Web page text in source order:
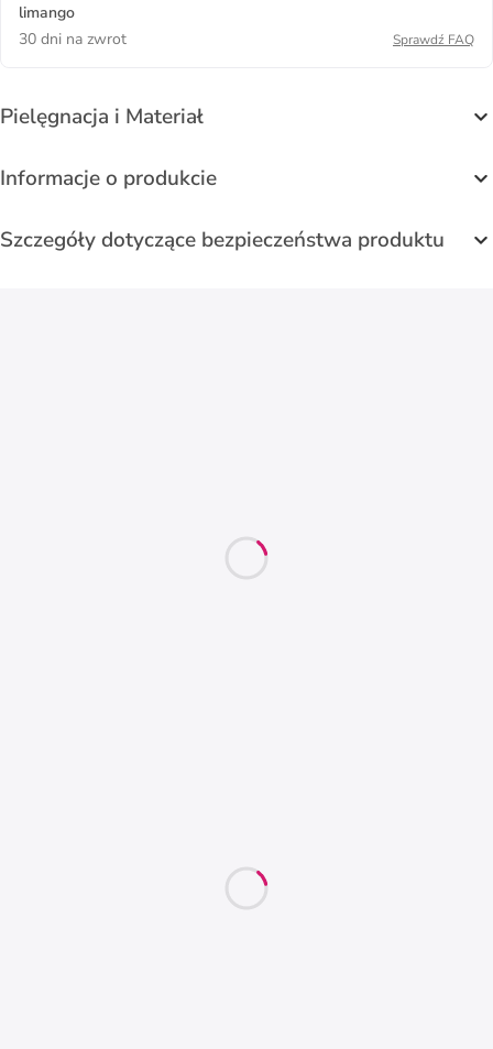
limango
30 dni na zwrot
Sprawdź FAQ
Pielęgnacja i Materiał
Informacje o produkcie
Szczegóły dotyczące bezpieczeństwa produktu